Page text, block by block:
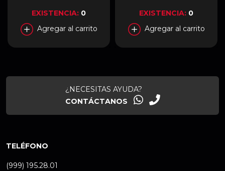
EXISTENCIA: 0
Agregar al carrito
EXISTENCIA: 0
Agregar al carrito
¿NECESITAS AYUDA?
CONTÁCTANOS
TELÉFONO
(999) 195.28.01